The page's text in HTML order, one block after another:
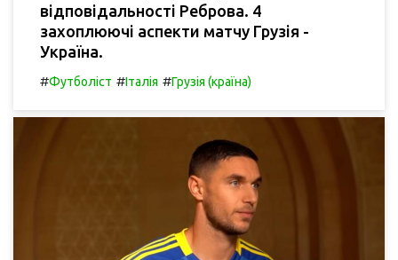
відповідальності Реброва. 4
захоплюючі аспекти матчу Грузія -
Україна.
#Футболіст #Італія #Грузія (країна)